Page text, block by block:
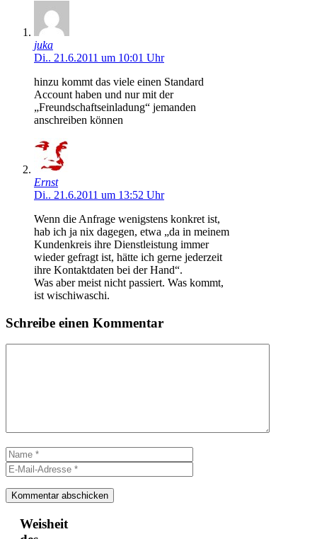
juka
Di.. 21.6.2011 um 10:01 Uhr
hinzu kommt das viele einen Standard
Account haben und nur mit der
„Freundschaftseinladung“ jemanden
anschreiben können
Ernst
Di.. 21.6.2011 um 13:52 Uhr
Wenn die Anfrage wenigstens konkret ist,
hab ich ja nix dagegen, etwa „da in meinem
Kundenkreis ihre Dienstleistung immer
wieder gefragt ist, hätte ich gerne jederzeit
ihre Kontaktdaten bei der Hand“.
Was aber meist nicht passiert. Was kommt,
ist wischiwaschi.
Schreibe einen Kommentar
Name
Mail-
Adresse
Weisheit